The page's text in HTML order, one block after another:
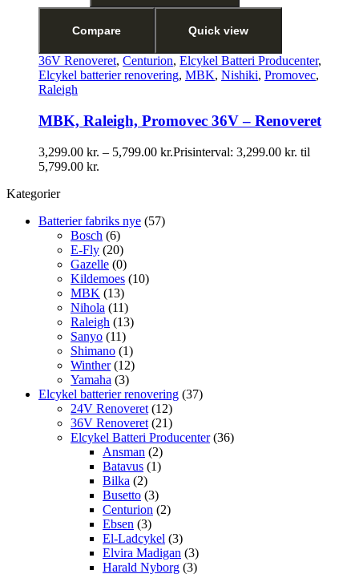
Compare Quick view
36V Renoveret, Centurion, Elcykel Batteri Producenter,
Elcykel batterier renovering, MBK, Nishiki, Promovec,
Raleigh
MBK, Raleigh, Promovec 36V – Renoveret
3,299.00 kr. – 5,799.00 kr.Prisinterval: 3,299.00 kr. til
5,799.00 kr.
Kategorier
Batterier fabriks nye (57)
Bosch (6)
E-Fly (20)
Gazelle (0)
Kildemoes (10)
MBK (13)
Nihola (11)
Raleigh (13)
Sanyo (11)
Shimano (1)
Winther (12)
Yamaha (3)
Elcykel batterier renovering (37)
24V Renoveret (12)
36V Renoveret (21)
Elcykel Batteri Producenter (36)
Ansman (2)
Batavus (1)
Bilka (2)
Busetto (3)
Centurion (2)
Ebsen (3)
El-Ladcykel (3)
Elvira Madigan (3)
Harald Nyborg (3)